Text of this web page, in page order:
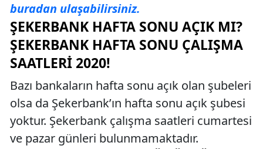
buradan ulaşabilirsiniz.
ŞEKERBANK HAFTA SONU AÇIK MI?
ŞEKERBANK HAFTA SONU ÇALIŞMA
SAATLERI 2020!
Bazı bankaların hafta sonu açık olan şubeleri
olsa da Şekerbank’ın hafta sonu açık şubesi
yoktur. Şekerbank çalışma saatleri cumartesi
ve pazar günleri bulunmamaktadır.